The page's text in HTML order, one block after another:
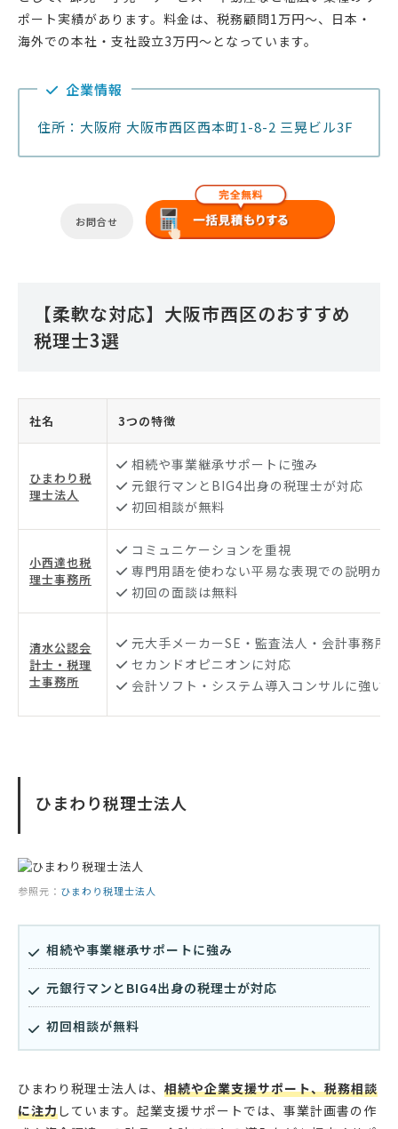
ポート実績があります。料金は、税務顧問1万円〜、日本・
海外での本社・支社設立3万円〜となっています。
企業情報
住所：大阪府 大阪市西区西本町1-8-2 三晃ビル3F
お問合せ
【柔軟な対応】大阪市西区のおすすめ
税理士3選
社名 3つの特徴
ひまわり税
理士法人
相続や事業継承サポートに強み
元銀行マンとBIG4出身の税理士が対応
初回相談が無料
小西達也税
理士事務所
コミュニケーションを重視
専門用語を使わない平易な表現での説明が
初回の面談は無料
清水公認会
計士・税理
士事務所
元大手メーカーSE・監査法人・会計事務所
セカンドオピニオンに対応
会計ソフト・システム導入コンサルに強い
ひまわり税理士法人
参照元： ひまわり税理士法人
相続や事業継承サポートに強み
元銀行マンとBIG4出身の税理士が対応
初回相談が無料
ひまわり税理士法人は、 相続や企業支援サポート、税務相談
に注力しています。起業支援サポートでは、事業計画書の作